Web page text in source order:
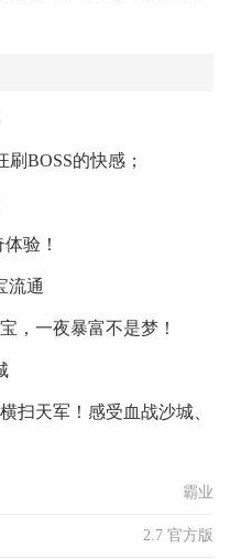
BOSS的快感；
验！
流通
，一夜暴富不是梦！
扫天军！感受血战沙城、
霸业
2.7 官方版